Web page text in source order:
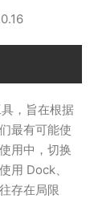
，旨在根据
最有可能使
用中，切换
用 Dock、
存在局限